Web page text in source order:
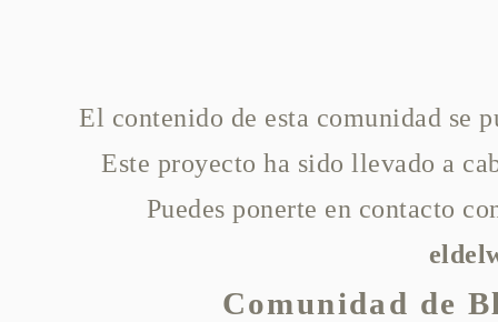
El contenido de esta comunidad se
Este proyecto ha sido llevado a
Puedes ponerte en contacto
Comunidad de